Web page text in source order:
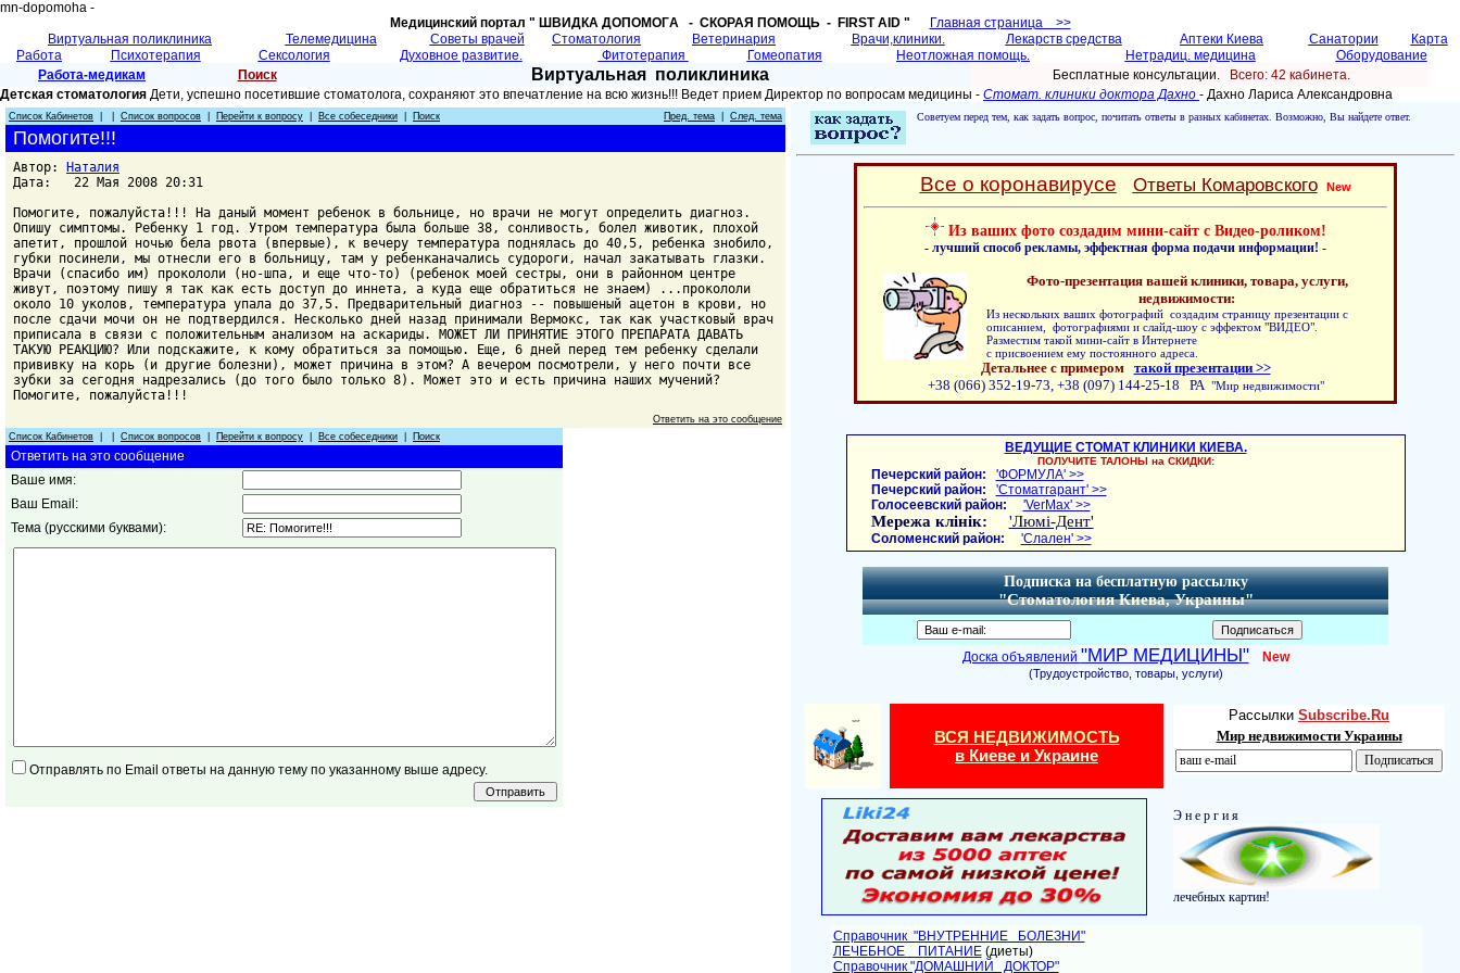
mn-dopomoha -
Медицинский портал " ШВИДКА ДОПОМОГA - СКОРАЯ ПОМОЩЬ - FIRST AID "
Главная страница >>
Виртуальная поликлиника
Телемедицина Советы врачей Cтоматология Ветеринария Врачи,клиники. Лекарств средства Аптеки Киева Санатории
Карта
Работа
Психотерапия Сексология Духовное развитие. Фитотерапия Гомеопатия Неотложная помощь. Нетрадиц. медицина
Оборудование
Работа-медикам
Поиск Виртуальная поликлиника Бесплатные консультации.
Всего: 42 кабинетa.
Детская стоматология Дети, успешно посетившие стоматолога, сохраняют это впечатление на всю жизнь!!! Ведет прием Директор по вопросам медицины - Стомат. клиники доктора Дахно - Дахно Лариса Александровнa
Список Кабинетов Список вопросов Перейти к вопросу Все собеседники Поиск Пред. тема След. тема
Помогите!!!
Автор:
Наталия
Дата: 22 Мая 2008 20:31
Помогите, пожалуйста!!! На даный момент ребенок в больнице, но врачи не могут определить диагноз.
Опишу симптомы. Ребенку 1 год. Утром температура была больше 38, сонливость, болел животик, плохой
апетит, прошлой ночью бела рвота (впервые), к вечеру температура поднялась до 40,5, ребенка знобило,
губки посинели, мы отнесли его в больницу, там у ребенканачались судороги, начал закатывать глазки.
Врачи (спасибо им) прокололи (но-шпа, и еще что-то) (ребенок моей сестры, они в районном центре
живут, поэтому пишу я так как есть доступ до иннета, а куда еще обратиться не знаем) ...прокололи
около 10 уколов, температура упала до 37,5. Предварительный диагноз -- повышеный ацетон в крови, но
после сдачи мочи он не подтвердился. Несколько дней назад принимали Вермокс, так как участковый врач
приписала в связи с положительным анализом на аскариды. МОЖЕТ ЛИ ПРИНЯТИЕ ЭТОГО ПРЕПАРАТА ДАВАТЬ
ТАКУЮ РЕАКЦИЮ? Или подскажите, к кому обратиться за помощью. Еще, 6 дней перед тем ребенку сделали
прививку на корь (и другие болезни), может причина в этом? А вечером посмотрели, у него почти все
зубки за сегодня надрезались (до того было только 8). Может это и есть причина наших мучений?
Помогите, пожалуйста!!!
Ответить на это сообщение
Список Кабинетов
Список вопросов Перейти к вопросу Все собеседники Поиск
Ответить на это сообщение
Ваше имя:
Ваш Email:
Тема (русскими буквами):
Отправлять по Email ответы на данную тему по указанному выше адресу.
Советуем перед тем, как задать вопрос, почитать ответы в разных кабинетах. Возможно, Вы найдете ответ.
Все о коронавирусе Ответы Комаровского New
Из ваших фото создадим мини-сайт с Видео-роликом!
- лучший способ рекламы, эффектная форма подачи информации! -
Фото-презентация вашей клиники, товара, услуги,
недвижимости:
Из нескольких ваших фотографий создадим страницу презентации с
описанием, фотографиями и слайд-шоу с эффектом "ВИДЕО".
Разместим такой мини-сайт в Интернете
с присвоением ему постоянного адреса.
Детальнее с примером такой презентации >>
+38 (066) 352-19-73, +38 (097) 144-25-18 РА "Мир недвижимости"
ВЕДУЩИЕ СТОМАТ КЛИНИКИ КИЕВА.
ПОЛУЧИТЕ ТАЛОНЫ на СКИДКИ:
Печерский район:
'ФОРМУЛА' >>
Печерский район:
'Стоматгарант' >>
Голосеевский район:
'VerMax' >>
Мережа клінік: 'Люмі-Дент'
Соломенский район: 'Слален' >>
Подписка на бесплатную рассылку
"Стоматология Киева, Украины"
Доска объявлений "МИР МЕДИЦИНЫ" New
(Трудоустройство, товары, услуги)
ВСЯ НЕДВИЖИМОСТЬ
в Киеве и Украине
Рассылки Subscribe.Ru
Мир недвижимости Украины
Э н е р г и я
лечебных картин!
Справочник "ВНУТРЕННИЕ БОЛЕЗНИ"
ЛЕЧЕБНОЕ ПИТАНИЕ(диеты)
Cправочник "ДОМАШНИЙ ДОКТОР"